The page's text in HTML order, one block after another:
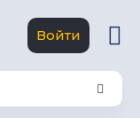
Войти